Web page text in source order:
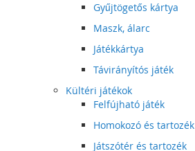
Gyűjtögetős kártya
Maszk, álarc
Játékkártya
Távirányítós játék
Kültéri játékok
Felfújható játék
Homokozó és tartozék
Játszótér és tartozék